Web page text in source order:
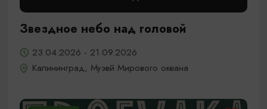
Звездное небо над головой
23.04.2026 - 21.09.2026
Калининград, Музей Мирового океана